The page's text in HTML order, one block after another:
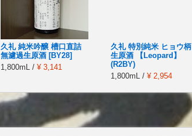
久礼 純米吟醸 槽口直詰
無濾過生原酒 [BY28]
1,800mL / ¥ 3,141
久礼 特別純米 ヒョウ柄
生原酒 【Leopard】
(R2BY)
1,800mL / ¥ 2,954